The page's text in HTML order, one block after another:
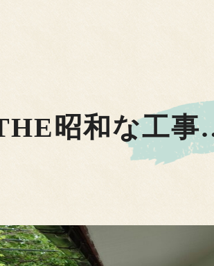
昭和な工